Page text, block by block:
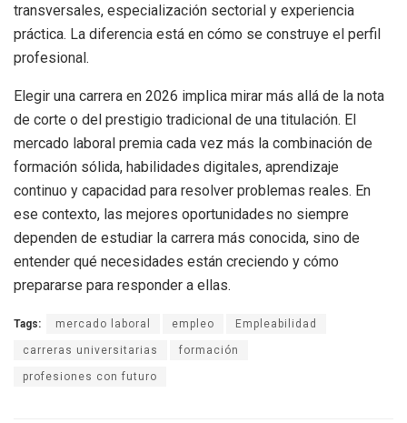
transversales, especialización sectorial y experiencia
práctica. La diferencia está en cómo se construye el perfil
profesional.
Elegir una carrera en 2026 implica mirar más allá de la nota
de corte o del prestigio tradicional de una titulación. El
mercado laboral premia cada vez más la combinación de
formación sólida, habilidades digitales, aprendizaje
continuo y capacidad para resolver problemas reales. En
ese contexto, las mejores oportunidades no siempre
dependen de estudiar la carrera más conocida, sino de
entender qué necesidades están creciendo y cómo
prepararse para responder a ellas.
Tags: mercado laboral empleo Empleabilidad
carreras universitarias formación
profesiones con futuro